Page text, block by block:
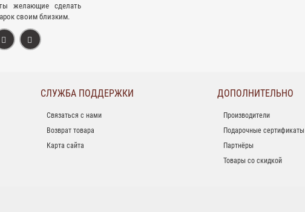
желающие сделать
своим близким.
СЛУЖБА ПОДДЕРЖКИ
Связаться с нами
Возврат товара
Карта сайта
ДОПОЛНИТЕЛЬНО
Производители
Подарочные сертификаты
Партнёры
Товары со скидкой